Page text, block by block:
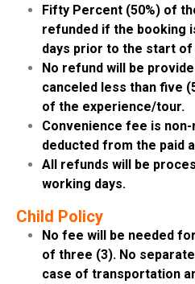
Fifty Percent (50%) of
refunded if the booking
days prior to the start
No refund will be
canceled less than five
of the experience/tour.
Convenience fee is
deducted from the paid
All refunds will be
working days.
Child Policy
No fee will be needed
of three (3). No
case of transportation